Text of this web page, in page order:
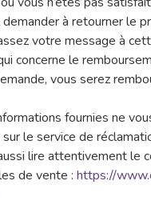
à retourner le
votre message à
concerne le
vous serez
fournies ne
le service de
lire attentivement le
de vente : https://